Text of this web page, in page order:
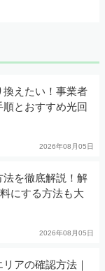
えたい！事業者
とおすすめ光回
2026年08月05日
を徹底解説！解
にする方法も大
2026年08月05日
アの確認方法｜